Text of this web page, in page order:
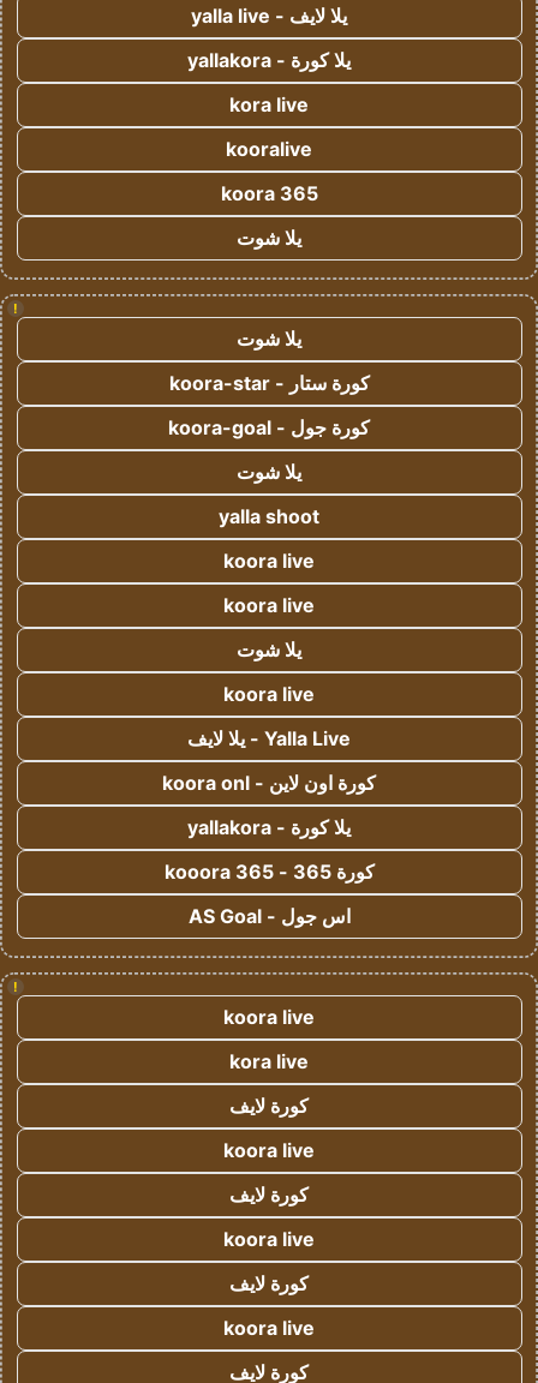
يلا لايف - yalla live
يلا كورة - yallakora
kora live
kooralive
koora 365
يلا شوت
!
يلا شوت
كورة ستار - koora-star
كورة جول - koora-goal
يلا شوت
yalla shoot
koora live
koora live
يلا شوت
koora live
Yalla Live - يلا لايف
كورة اون لاين - koora onl
يلا كورة - yallakora
كورة 365 - kooora 365
اس جول - AS Goal
!
koora live
kora live
كورة لايف
koora live
كورة لايف
koora live
كورة لايف
koora live
كورة لايف